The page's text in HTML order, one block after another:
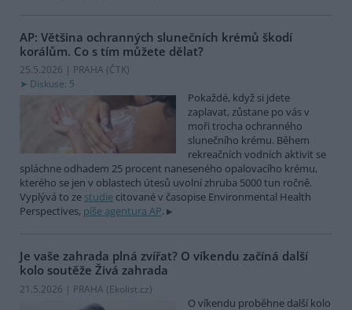
AP: Většina ochranných slunečních krémů škodí
korálům. Co s tím můžete dělat?
25.5.2026 | PRAHA (ČTK)
Diskuse: 5
Pokaždé, když si jdete
zaplavat, zůstane po vás v
moři trocha ochranného
slunečního krému. Během
rekreačních vodních aktivit se
spláchne odhadem 25 procent naneseného opalovacího krému,
kterého se jen v oblastech útesů uvolní zhruba 5000 tun ročně.
Vyplývá to ze studie citované v časopise Environmental Health
Perspectives, píše agentura AP.
Je vaše zahrada plná zvířat? O víkendu začíná další
kolo soutěže Živá zahrada
21.5.2026 | PRAHA (Ekolist.cz)
O víkendu proběhne další kolo